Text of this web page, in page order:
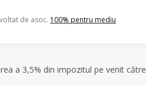
de asoc. 100% pentru mediu
a 3,5% din impozitul pe venit către